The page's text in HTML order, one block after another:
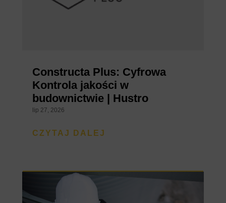
Constructa Plus: Cyfrowa
Kontrola jakości w
budownictwie | Hustro
lip 27, 2026
CZYTAJ DALEJ